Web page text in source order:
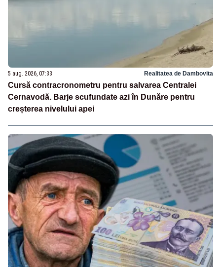
5 aug. 2026, 07:33 Realitatea de Dambovita
Cursă contracronometru pentru salvarea Centralei
Cernavodă. Barje scufundate azi în Dunăre pentru
creșterea nivelului apei